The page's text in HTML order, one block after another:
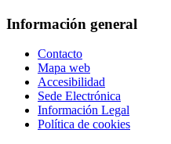
Información general
Contacto
Mapa web
Accesibilidad
Sede Electrónica
Información Legal
Política de cookies